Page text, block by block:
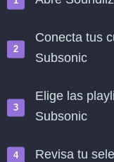
Conecta tus
Subsonic
Elige las
Subsonic
Revisa tu